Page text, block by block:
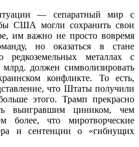
— сепаратный мир с
США могли сохранить свои
им важно не просто вовремя
но оказаться в стане
металлах с
должен символизировать
конфликте. То есть,
что Штаты получили
этого. Трамп прекрасно
выигравшим циником, чем
более, что миротворческие
и сентенции о «гибнущих